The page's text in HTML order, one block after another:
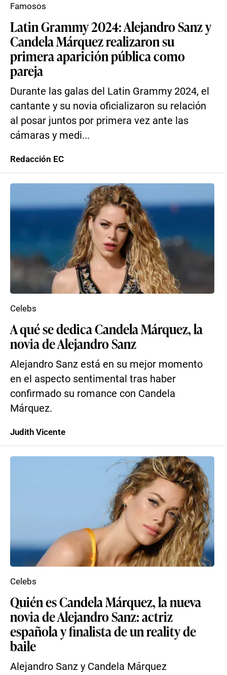
Latin Grammy 2024: Alejandro Sanz y
Candela Márquez realizaron su
primera aparición pública como
pareja
Durante las galas del Latin Grammy 2024, el
cantante y su novia oficializaron su relación
al posar juntos por primera vez ante las
cámaras y medi...
Famosos
Redacción EC
A qué se dedica Candela Márquez, la
novia de Alejandro Sanz
Alejandro Sanz está en su mejor momento
en el aspecto sentimental tras haber
confirmado su romance con Candela
Márquez.
Celebs
Judith Vicente
Quién es Candela Márquez, la nueva
novia de Alejandro Sanz: actriz
española y finalista de un reality de
baile
Alejandro Sanz y Candela Márquez
Celebs